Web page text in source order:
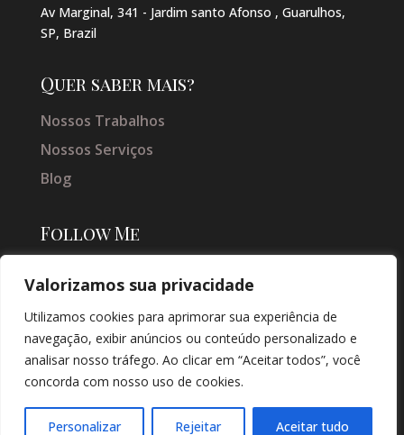
Valorizamos sua privacidade
Utilizamos cookies para aprimorar sua experiência de
navegação, exibir anúncios ou conteúdo personalizado e
analisar nosso tráfego. Ao clicar em “Aceitar todos”, você
concorda com nosso uso de cookies.
Personalizar Rejeitar Aceitar tudo
Av Marginal, 341 - Jardim santo Afonso , Guarulhos,
SP, Brazil
Quer saber mais?
Nossos Trabalhos
Nossos Serviços
Blog
Follow Me
SOLUÇÕES DIGITAIS |
CRIAÇÃO DE SITES